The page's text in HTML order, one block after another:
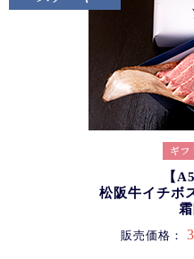
【
松阪牛イチボ
販売価格：